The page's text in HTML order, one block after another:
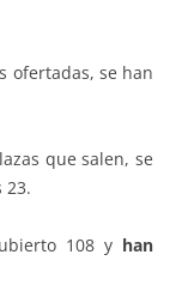
ofertadas, se han
que salen, se
23.
108 y han